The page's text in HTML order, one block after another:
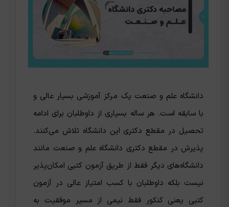
دانشگاه علم و صنعت یک مرکز آموزشی بسیار عالی و
با سابقه است. هر ساله بسیاری از داوطلبان برای ادامه
تحصیل در مقطع دکتری این دانشگاه تلاش می‌کنند.
پذیرش در مقطع دکتری دانشگاه علم و صنعت مانند
دانشگاه‌های دیگر فقط از طریق آزمون کتبی امکان‌پذیر
نیست بلکه داوطلبان با کسب امتیاز عالی در آزمون
کتبی یعنی کنکور فقط نیمی از مسیر موفقیت به